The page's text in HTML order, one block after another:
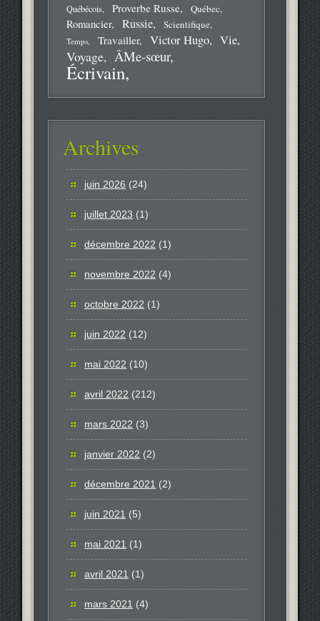
Québécois
Proverbe Russe Québec
Romancier Russie Scientifique
Temps Travailler Victor Hugo Vie
Voyage ÂMe-sœur
Écrivain
Archives
juin 2026 (24)
juillet 2023 (1)
décembre 2022 (1)
novembre 2022 (4)
octobre 2022 (1)
juin 2022 (12)
mai 2022 (10)
avril 2022 (212)
mars 2022 (3)
janvier 2022 (2)
décembre 2021 (2)
juin 2021 (5)
mai 2021 (1)
avril 2021 (1)
mars 2021 (4)